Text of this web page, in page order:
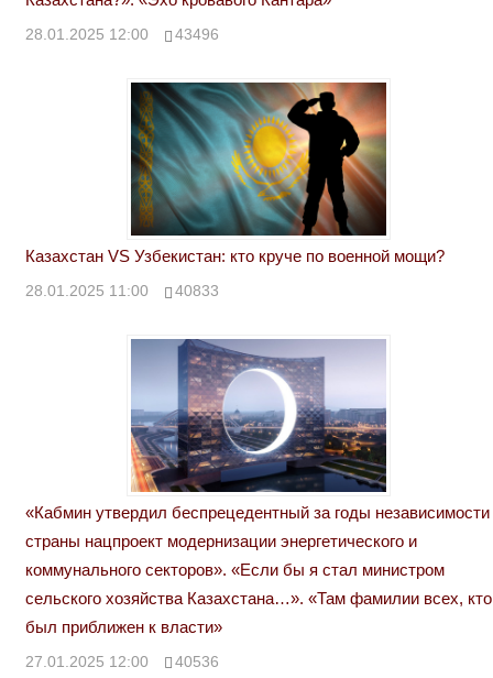
28.01.2025 12:00 43496
Казахстан VS Узбекистан: кто круче по военной мощи?
28.01.2025 11:00 40833
«Кабмин утвердил беспрецедентный за годы независимости
страны нацпроект модернизации энергетического и
коммунального секторов». «Если бы я стал министром
сельского хозяйства Казахстана…». «Там фамилии всех, кто
был приближен к власти»
27.01.2025 12:00 40536